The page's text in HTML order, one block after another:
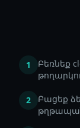
1
Բեռնեք
2
Բացեք